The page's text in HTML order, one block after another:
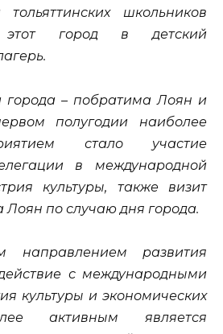
школьников
город в детский
– побратима Лоян и
полугодии наиболее
стало участие
в международной
культуры, также визит
Лоян по случаю дня города.
направлением развития
с международными
культуры и экономических
активным является